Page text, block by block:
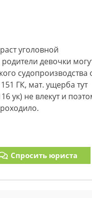
уголовной
родители девочки
судопроизводства
ГК, мат. ущерба тут
ук) не влекут и
Спросить юриста